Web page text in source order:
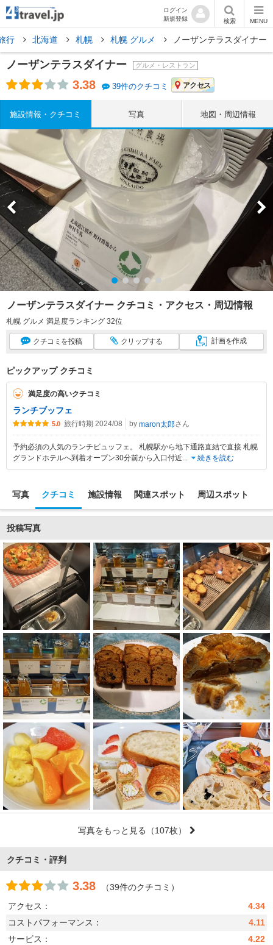
ログイン
新規登録
検索 MENU
行 北海道 札幌 札幌 グルメ ノーザンテラスダイナー
ノーザンテラスダイナー グルメ・レストラン
3.38 39件のクチコミ アクセス
施設情報・クチコミ 写真 地図・周辺情報
ノーザンテラスダイナー クチコミ・アクセス・周辺情報
札幌 グルメ 満足度ランキング 32位
クチコミ を投稿 クリップする 計画を作成
ピックアップ クチコミ
満足度の高いクチコミ
ランチブッフェ
5.0 旅行時期 2024/08 by maron太郎さん
予約必須の人気のランチビュッフェ。 札幌駅から地下通路直結で直接 札幌
グランドホテルへ到着オープン30分前から入口付近... 続きを読む
写真 クチコミ 施設情報 関連スポット 周辺スポット
投稿写真
写真をもっと見る （107枚）
クチコミ・評判
3.38
（39件のクチコミ）
アクセス：
4.34
コストパフォーマンス：
4.11
サービス：
4.22